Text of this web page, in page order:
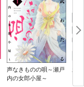
声なきものの唄～瀬戸
内の女郎小屋～
新